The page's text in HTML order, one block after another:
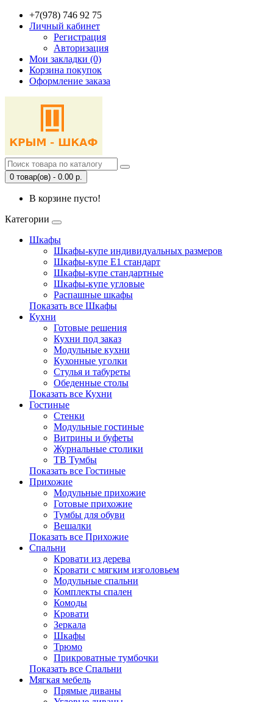
+7(978) 746 92 75
Личный кабинет
Регистрация
Авторизация
Мои закладки (0)
Корзина покупок
Оформление заказа
0 товар(ов) - 0.00 р.
В корзине пусто!
Категории
Шкафы
Шкафы-купе индивидуальных размеров
Шкафы-купе Е1 стандарт
Шкафы-купе стандартные
Шкафы-купе угловые
Распашные шкафы
Показать все Шкафы
Кухни
Готовые решения
Кухни под заказ
Модульные кухни
Кухонные уголки
Стулья и табуреты
Обеденные столы
Показать все Кухни
Гостиные
Стенки
Модульные гостиные
Витрины и буфеты
Журнальные столики
ТВ Тумбы
Показать все Гостиные
Прихожие
Модульные прихожие
Готовые прихожие
Тумбы для обуви
Вешалки
Показать все Прихожие
Спальни
Кровати из дерева
Кровати с мягким изголовьем
Модульные спальни
Комплекты спален
Комоды
Кровати
Зеркала
Шкафы
Трюмо
Прикроватные тумбочки
Показать все Спальни
Мягкая мебель
Прямые диваны